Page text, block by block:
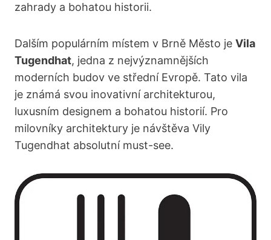
⁢zahrady a bohatou historii.
Dalším populárním místem‍ v⁢ Brně Město je Vila
Tugendhat, jedna z nejvýznamnějších
moderních​ budov ve střední Evropě.‍ Tato‍ vila
je⁣ známá svou inovativní architekturou,⁤
luxusním designem a ⁤bohatou historií.‍ Pro
milovníky architektury je návštěva Vily
Tugendhat absolutní must-see.